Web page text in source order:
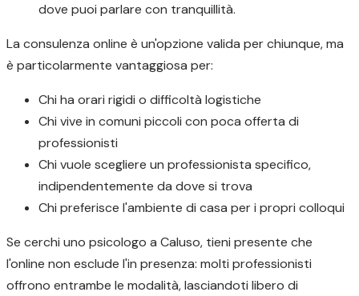
dove puoi parlare con tranquillità.
La consulenza online è un'opzione valida per chiunque, ma
è particolarmente vantaggiosa per:
Chi ha orari rigidi o difficoltà logistiche
Chi vive in comuni piccoli con poca offerta di
professionisti
Chi vuole scegliere un professionista specifico,
indipendentemente da dove si trova
Chi preferisce l'ambiente di casa per i propri colloqui
Se cerchi uno psicologo a Caluso, tieni presente che
l'online non esclude l'in presenza: molti professionisti
offrono entrambe le modalità, lasciandoti libero di